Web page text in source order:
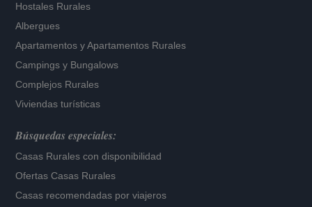
Hostales Rurales
Albergues
Apartamentos yApartamentos Rurales
Campings y Bungalows
Complejos Rurales
Viviendas turísticas
Búsquedas especiales:
Casas Rurales con disponibilidad
Ofertas Casas Rurales
Casas recomendadas por viajeros